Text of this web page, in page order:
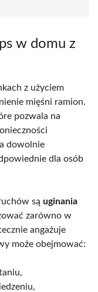
w domu z
z użyciem
mięśni ramion.
pozwala na
dowolnie
dla osób
są uginania
zarówno w
angażuje
może obejmować: